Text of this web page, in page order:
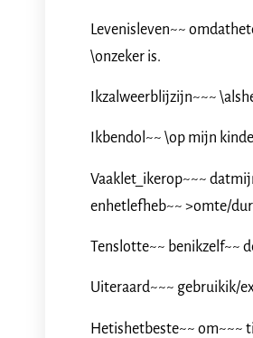
Levenisleven~~
\onzeker is.
Ikzalweerblijzijn~~~
Ikbendol~~ \op mijn
Vaaklet_ikerop~~~
enhetlefheb~~ >omte/
Tenslotte~~ benikzelf~~
Uiteraard~~~ gebruikik/
Hetishetbeste~~ om~~~